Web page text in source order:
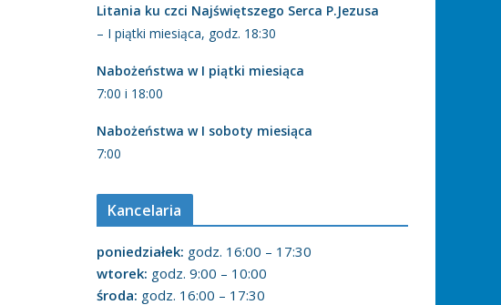
Litania ku czci Najświętszego Serca P.Jezusa
– I piątki miesiąca, godz. 18:30
Nabożeństwa w I piątki miesiąca
7:00 i 18:00
Nabożeństwa w I soboty miesiąca
7:00
Kancelaria
poniedziałek: godz. 16:00 – 17:30
wtorek: godz. 9:00 – 10:00
środa: godz. 16:00 – 17:30